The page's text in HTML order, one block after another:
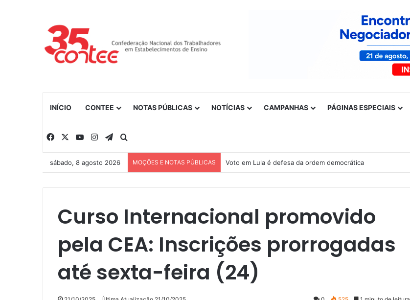
INÍCIO CONTEE NOTAS PÚBLICAS NOTÍCIAS CAMPANHAS PÁGINAS ESPECIAIS
Facebook YouTubeInstagramTelegram
sábado, 8 agosto 2026 MOÇÕES E NOTAS PÚBLICAS Voto em Lula é defesa da ordem democrática
Curso Internacional promovido
pela CEA: Inscrições prorrogadas
até sexta-feira (24)